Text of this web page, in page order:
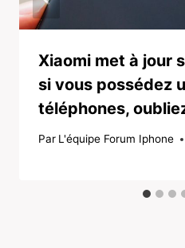
Xiaomi met à jour
si vous possédez
téléphones,
Par L'équipe Forum Iphone